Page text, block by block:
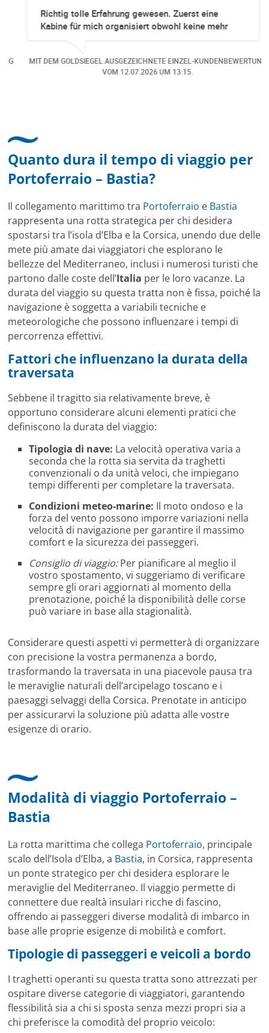
Richtig tolle Erfahrung gewesen. Zuerst eine
Kabine für mich organisiert obwohl keine mehr
dazu gekommen ist, aber auch da sehr kompetent,
freundlich, unkompliziert und sehr angenehme
MIT DEM GOLDSIEGEL AUSGEZEICHNETE EINZEL-KUNDENBEWERTUNG
VOM12.07.2026UM 13:15.
Quanto dura il tempo di viaggio per
Portoferraio – Bastia?
Il collegamento marittimo tra Portoferraio e Bastia
rappresenta una rotta strategica per chi desidera
spostarsi tra l’isola d’Elba e la Corsica, unendo due delle
mete più amate dai viaggiatori che esplorano le
bellezze del Mediterraneo, inclusi i numerosi turisti che
partono dalle coste dell’Italia per le loro vacanze. La
durata del viaggio su questa tratta non è fissa, poiché la
navigazione è soggetta a variabili tecniche e
meteorologiche che possono influenzare i tempi di
percorrenza effettivi.
Fattori che influenzano la durata della
traversata
Sebbene il tragitto sia relativamente breve, è
opportuno considerare alcuni elementi pratici che
definiscono la durata del viaggio:
Tipologia di nave: La velocità operativa varia a
seconda che la rotta sia servita da traghetti
convenzionali o da unità veloci, che impiegano
tempi differenti per completare la traversata.
Condizioni meteo-marine: Il moto ondoso e la
forza del vento possono imporre variazioni nella
velocità di navigazione per garantire il massimo
comfort e la sicurezza dei passeggeri.
Consiglio di viaggio:Per pianificare al meglio il
vostro spostamento, vi suggeriamo di verificare
sempre gli orari aggiornati al momento della
prenotazione, poiché la disponibilità delle corse
può variare in base alla stagionalità.
Considerare questi aspetti vi permetterà di organizzare
con precisione la vostra permanenza a bordo,
trasformando la traversata in una piacevole pausa tra
le meraviglie naturali dell’arcipelago toscano e i
paesaggi selvaggi della Corsica. Prenotate in anticipo
per assicurarvi la soluzione più adatta alle vostre
esigenze di orario.
Modalità di viaggio Portoferraio –
Bastia
La rotta marittima che collega Portoferraio, principale
scalo dell’Isola d’Elba, a Bastia, in Corsica, rappresenta
un ponte strategico per chi desidera esplorare le
meraviglie del Mediterraneo. Il viaggio permette di
connettere due realtà insulari ricche di fascino,
offrendo ai passeggeri diverse modalità di imbarco in
base alle proprie esigenze di mobilità e comfort.
Tipologie di passeggeri e veicoli a bordo
I traghetti operanti su questa tratta sono attrezzati per
ospitare diverse categorie di viaggiatori, garantendo
flessibilità sia a chi si sposta senza mezzi propri sia a
chi preferisce la comodità del proprio veicolo: